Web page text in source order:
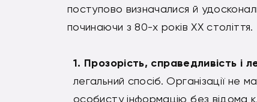
поступово визначалися й
починаючи з 80-х років XX століття.
Прозорість, справедливість і
легальний спосіб. Організації
особисту інформацію без відома